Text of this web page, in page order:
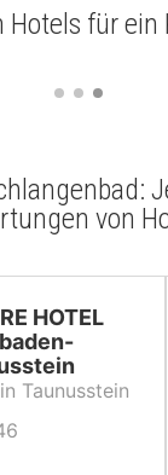
Hotels für ein
von
HOTEL
Taunusstein